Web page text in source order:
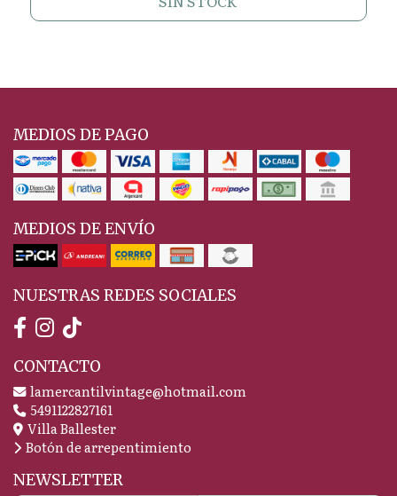
MEDIOS DE PAGO
MEDIOS DE ENVÍO
NUESTRAS REDES SOCIALES
CONTACTO
lamercantilvintage@hotmail.com
5491122827161
Villa Ballester
Botón de arrepentimiento
NEWSLETTER